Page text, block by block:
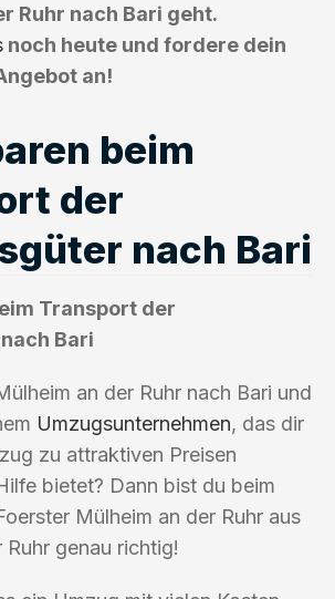
Ruhr nach Bari geht.
noch heute und fordere dein
an!
beim
der
nach Bari
Transport der
Bari
an der Ruhr nach Bari und
Umzugsunternehmen, das dir
zu attraktiven Preisen
bietet? Dann bist du beim
Mülheim an der Ruhr aus
Ruhr genau richtig!